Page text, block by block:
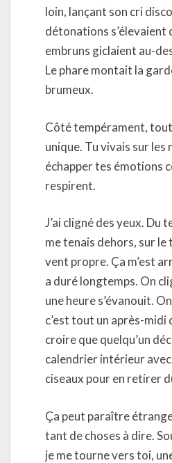
loin, lançant son cri
détonations s’élevaient
embruns giclaient au-
Le phare montait la
brumeux.
Côté tempérament,
unique. Tu vivais sur les
échapper tes émotions
respirent.
J’ai cligné des yeux. Du
me tenais dehors, sur
vent propre. Ça m’est
a duré longtemps. On
une heure s’évanouit.
c’est tout un après-midi
croire que quelqu’un
calendrier intérieur
ciseaux pour en retirer
Ça peut paraître
tant de choses à dire.
je me tourne vers toi,